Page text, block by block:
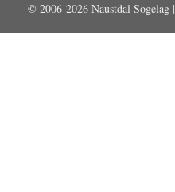
© 2006-2026 Naustdal Sogelag |